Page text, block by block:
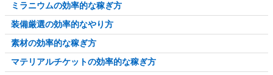
ミラニウムの効率的な稼ぎ方
装備厳選の効率的なやり方
素材の効率的な稼ぎ方
マテリアルチケットの効率的な稼ぎ方